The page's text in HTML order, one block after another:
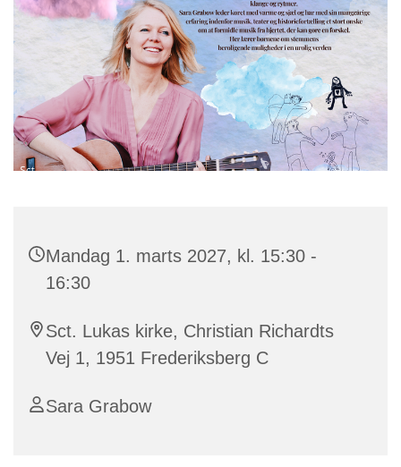
Mandag 1. marts 2027, kl. 15:30 -
16:30
Sct. Lukas kirke, Christian Richardts
Vej 1, 1951 Frederiksberg C
Sara Grabow